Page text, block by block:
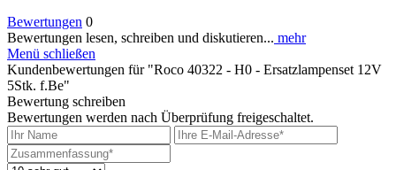
Bewertungen 0
Bewertungen lesen, schreiben und diskutieren... mehr
Menü schließen
Kundenbewertungen für "Roco 40322 - H0 - Ersatzlampenset 12V
5Stk. f.Be"
Bewertung schreiben
Bewertungen werden nach Überprüfung freigeschaltet.